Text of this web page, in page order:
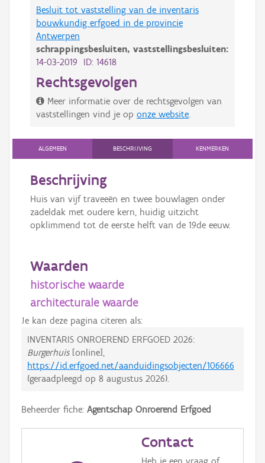
Besluit tot vaststelling van de inventaris
bouwkundig erfgoed in de provincie
Antwerpen
schrappingsbesluiten, vaststellingsbesluiten:
14-03-2019 ID: 14618
Rechtsgevolgen
Meer informatie over de rechtsgevolgen van
vaststellingen vind je op onze website
ALGEMEEN BESCHRIJVING KENMERKEN
Beschrijving
Huis van vijf traveeën en twee bouwlagen onder
zadeldak met oudere kern, huidig uitzicht
opklimmend tot de eerste helft van de 19de eeuw.
Waarden
historische waarde
architecturale waarde
Je kan deze pagina citeren als:
INVENTARIS ONROEREND ERFGOED 2026:
Burgerhuis[online],
https://id.erfgoed.net/aanduidingsobjecten/106666
(geraadpleegd op 8 augustus 2026).
Beheerder fiche: Agentschap Onroerend Erfgoed
Contact